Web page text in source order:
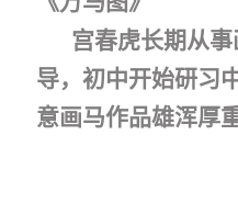
宫春虎长期从
导，初中开始研习
意画马作品雄浑厚